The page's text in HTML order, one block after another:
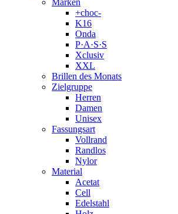
Marken
+choc-
K16
Onda
P·A·S·S
Xclusiv
XXL
Brillen des Monats
Zielgruppe
Herren
Damen
Unisex
Fassungsart
Vollrand
Randlos
Nylor
Material
Acetat
Cell
Edelstahl